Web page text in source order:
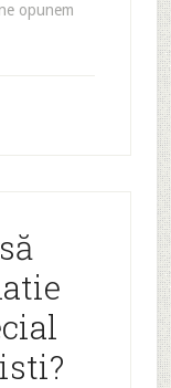
opunem